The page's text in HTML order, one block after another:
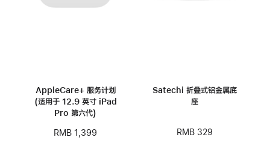
AppleCare+ 服务计划
(适用于 12.9 英寸 iPad
Pro 第六代)
RMB 1,399
Satechi 折叠式铝金属底
座
RMB 329